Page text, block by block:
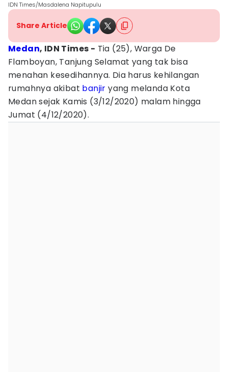
IDN Times/Masdalena Napitupulu
Share Article
Medan, IDN Times - Tia (25), Warga De
Flamboyan, Tanjung Selamat yang tak bisa
menahan kesedihannya. Dia harus kehilangan
rumahnya akibat banjir yang melanda Kota
Medan sejak Kamis (3/12/2020) malam hingga
Jumat (4/12/2020).